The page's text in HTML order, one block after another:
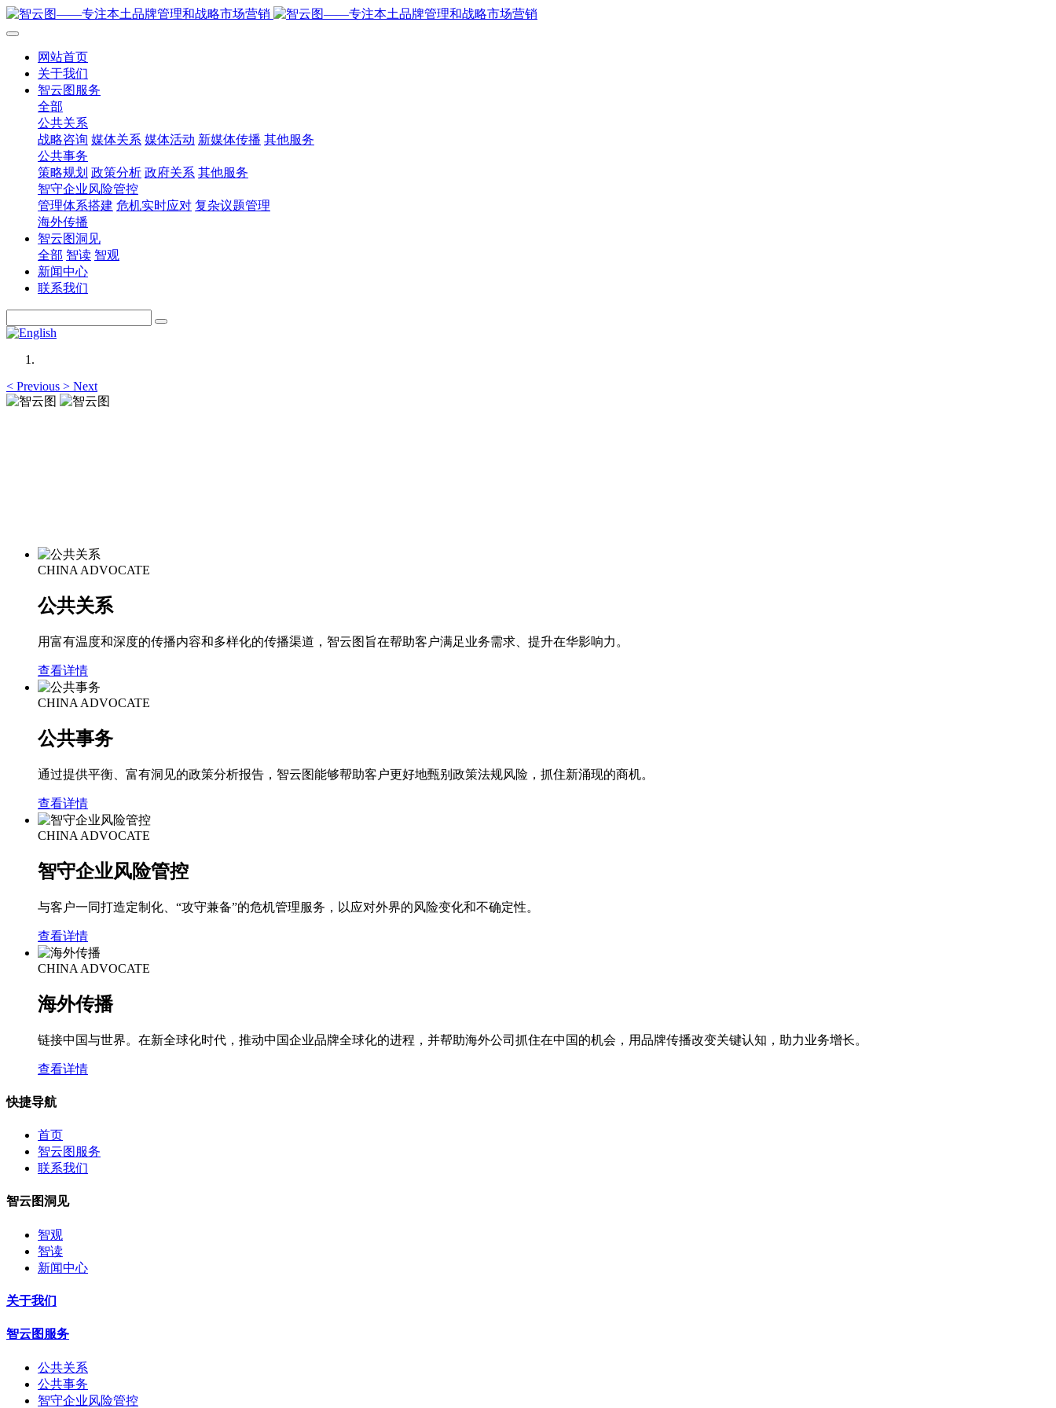
网站首页
关于我们
智云图服务
全部
公共关系
战略咨询 媒体关系 媒体活动 新媒体传播 其他服务
公共事务
策略规划 政策分析 政府关系 其他服务
智守企业风险管控
管理体系搭建 危机实时应对 复杂议题管理
海外传播
智云图洞见
全部 智读 智观
新闻中心
联系我们
< Previous > Next
CHINA ADVOCATE
公共关系
用富有温度和深度的传播内容和多样化的传播渠道，智云图旨在帮助客户满足业务需求、提升在华影响力。
查看详情
CHINA ADVOCATE
公共事务
通过提供平衡、富有洞见的政策分析报告，智云图能够帮助客户更好地甄别政策法规风险，抓住新涌现的商机。
查看详情
CHINA ADVOCATE
智守企业风险管控
与客户一同打造定制化、“攻守兼备”的危机管理服务，以应对外界的风险变化和不确定性。
查看详情
CHINA ADVOCATE
海外传播
链接中国与世界。在新全球化时代，推动中国企业品牌全球化的进程，并帮助海外公司抓住在中国的机会，用品牌传播改变关键认知，助力业务增长。
查看详情
快捷导航
首页
智云图服务
联系我们
智云图洞见
智观
智读
新闻中心
关于我们
智云图服务
公共关系
公共事务
智守企业风险管控